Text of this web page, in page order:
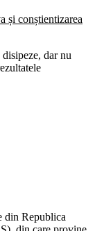
dar nu
din Republica